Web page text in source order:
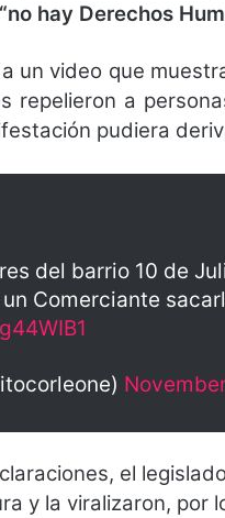
“no hay Derechos
un video que
repelieron a
pudiera
del barrio 10 de
Comerciante
el
y la viralizaron, por